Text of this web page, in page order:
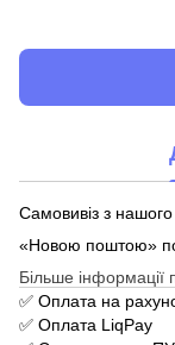
Самовивіз з
«Новою поштою» по
Більше інформації
✅ Оплата на
✅ Оплата LiqPay